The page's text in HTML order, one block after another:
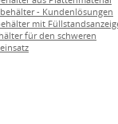
- Kundenlösungen
mit
für den schweren